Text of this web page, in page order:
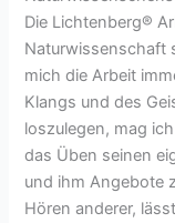
Die Lichtenberg®
Naturwissenschaft
mich die Arbeit
Klangs und des
loszulegen, mag
das Üben seinen
und ihm Angebote
Hören anderer,